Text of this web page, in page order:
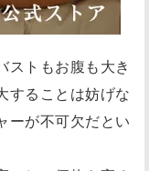
ストもお腹も大き
することは妨げな
ーが不可欠だとい